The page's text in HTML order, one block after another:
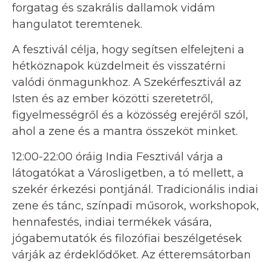
forgatag és szakrális dallamok vidám
hangulatot teremtenek.
A fesztivál célja, hogy segítsen elfelejteni a
hétköznapok küzdelmeit és visszatérni
valódi önmagunkhoz. A Szekérfesztivál az
Isten és az ember közötti szeretetről,
figyelmességről és a közösség erejéről szól,
ahol a zene és a mantra összeköt minket.
12:00-22:00 óráig India Fesztivál várja a
látogatókat a Városligetben, a tó mellett, a
szekér érkezési pontjánál. Tradicionális indiai
zene és tánc, színpadi műsorok, workshopok,
hennafestés, indiai termékek vására,
jógabemutatók és filozófiai beszélgetések
várják az érdeklődőket. Az étteremsátorban